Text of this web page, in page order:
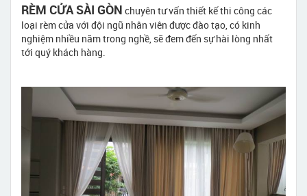
RÈM CỬA SÀI GÒN chuyên tư vấn thiết kế thi công các
loại rèm cửa với đội ngũ nhân viên được đào tạo, có kinh
nghiệm nhiều năm trong nghề, sẽ đem đến sự hài lòng nhất
tới quý khách hàng.